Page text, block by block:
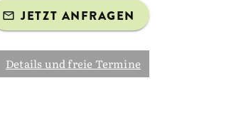
JETZT ANFRAGEN
Details und freie Termine